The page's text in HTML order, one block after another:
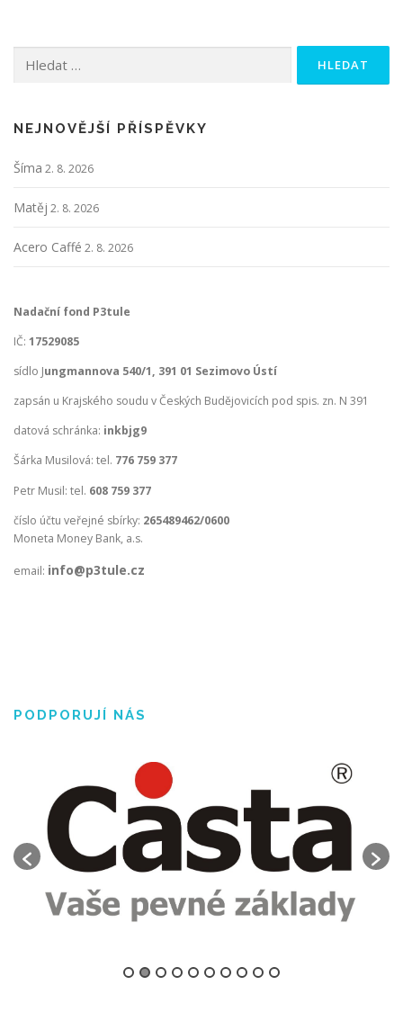
NEJNOVĚJŠÍ PŘÍSPĚVKY
Šíma 2. 8. 2026
Matěj 2. 8. 2026
Acero Caffé 2. 8. 2026
Nadační fond P3tule
IČ: 17529085
sídlo Jungmannova 540/1, 391 01 Sezimovo Ústí
zapsán u Krajského soudu v Českých Budějovicích pod spis. zn. N 391
datová schránka: inkbjg9
Šárka Musilová: tel. 776 759 377
Petr Musil: tel. 608 759 377
číslo účtu veřejné sbírky: 265489462/0600
Moneta Money Bank, a.s.
email: info@p3tule.cz
PODPORUJÍ NÁS